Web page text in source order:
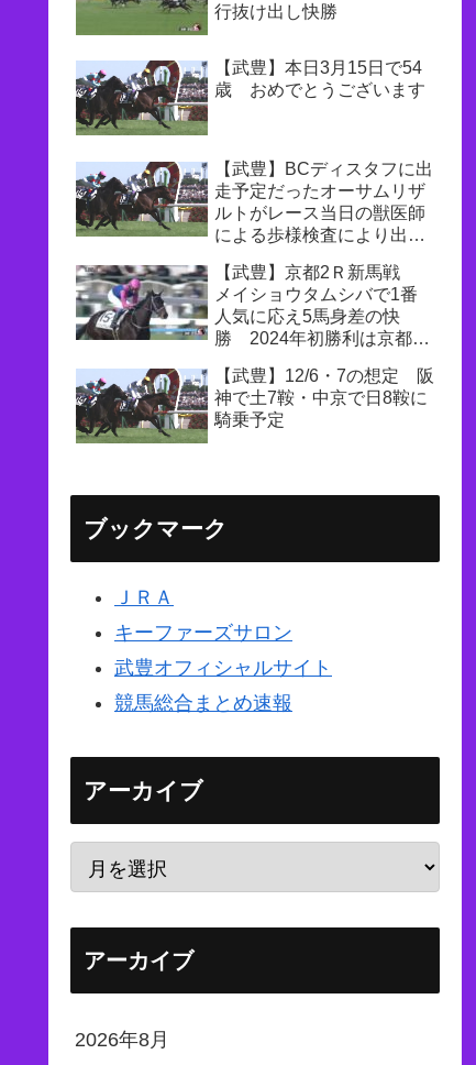
行抜け出し快勝
【武豊】本日3月15日で54
歳 おめでとうございます
【武豊】BCディスタフに出
走予定だったオーサムリザ
ルトがレース当日の獣医師
による歩様検査により出走
ドアンナが逃げ切りV
【武豊】京都2Ｒ新馬戦
メイショウタムシバで1番
人気に応え5馬身差の快
勝 2024年初勝利は京都
【武豊】12/6・7の想定 阪
神で土7鞍・中京で日8鞍に
騎乗予定
ブックマーク
ＪＲＡ
キーファーズサロン
武豊オフィシャルサイト
競馬総合まとめ速報
アーカイブ
アーカイブ
2026年8月